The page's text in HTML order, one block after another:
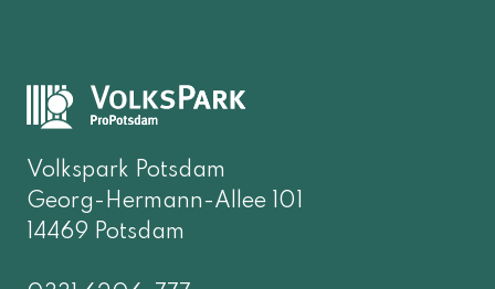
Volkspark Potsdam
Georg-Hermann-Allee 101
14469 Potsdam